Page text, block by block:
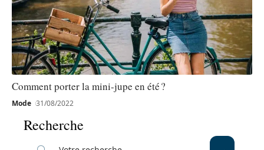
Comment porter la mini-jupe en été ?
Mode 31/08/2022
Recherche